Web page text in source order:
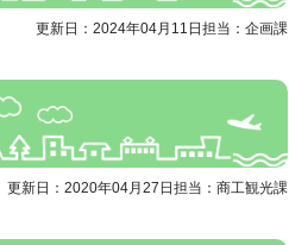
更新日：2024年04月11日 担当：企画課
更新日：2020年04月27日 担当：商工観光課